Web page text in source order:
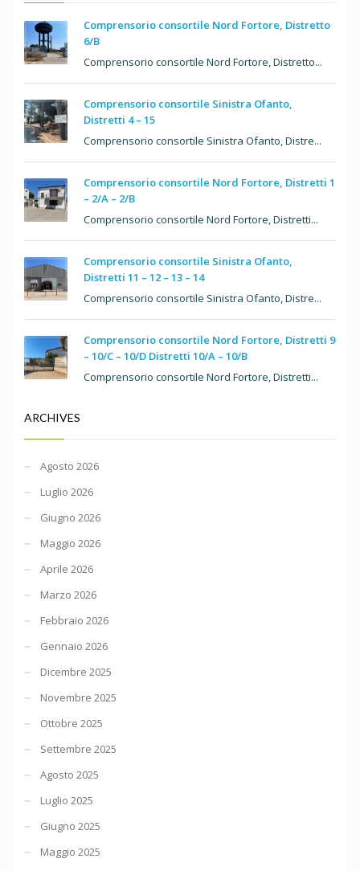
Comprensorio consortile Nord Fortore, Distretto
6/B
Comprensorio consortile Nord Fortore, Distretto...
Comprensorio consortile Sinistra Ofanto,
Distretti 4 – 15
Comprensorio consortile Sinistra Ofanto, Distre...
Comprensorio consortile Nord Fortore, Distretti 1
– 2/A – 2/B
Comprensorio consortile Nord Fortore, Distretti...
Comprensorio consortile Sinistra Ofanto,
Distretti 11 – 12 – 13 – 14
Comprensorio consortile Sinistra Ofanto, Distre...
Comprensorio consortile Nord Fortore, Distretti 9
– 10/C – 10/D Distretti 10/A – 10/B
Comprensorio consortile Nord Fortore, Distretti...
ARCHIVES
Agosto 2026
Luglio 2026
Giugno 2026
Maggio 2026
Aprile 2026
Marzo 2026
Febbraio 2026
Gennaio 2026
Dicembre 2025
Novembre 2025
Ottobre 2025
Settembre 2025
Agosto 2025
Luglio 2025
Giugno 2025
Maggio 2025